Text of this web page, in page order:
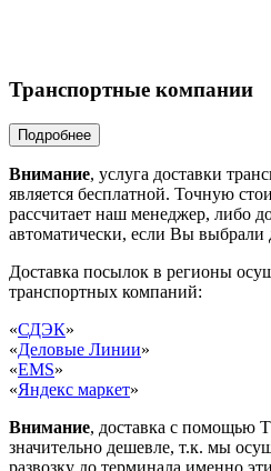
Транспортные компании
Внимание, услуга доставки
является бесплатной. Точную
рассчитает наш менеджер, либо
автоматически, если Вы
Доставка посылок в регионы
транспортных компаний:
«СДЭК»
«Деловые Линии»
«EMS»
«Яндекс маркет»
Внимание, доставка с помощью
значительно дешевле, т.к. мы
развозку до терминала именно